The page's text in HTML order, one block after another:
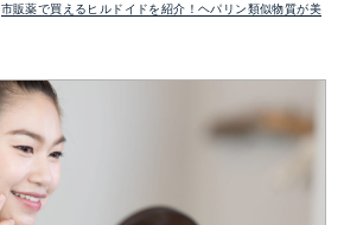
市販薬で買えるヒルドイドを紹介！ヘパリン類似物質が美